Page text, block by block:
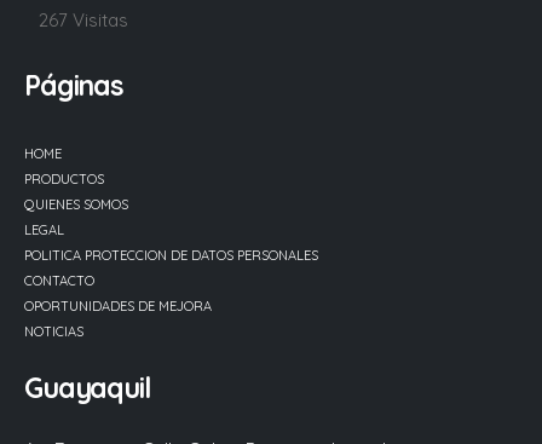
267 Visitas
Páginas
HOME
PRODUCTOS
QUIENES SOMOS
LEGAL
POLITICA PROTECCION DE DATOS PERSONALES
CONTACTO
OPORTUNIDADES DE MEJORA
NOTICIAS
Guayaquil